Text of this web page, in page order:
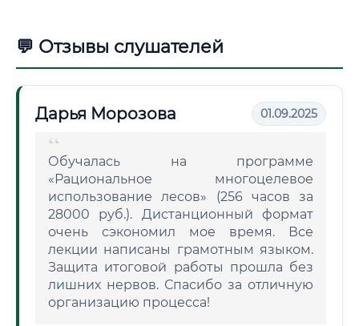
💬 Отзывы слушателей
Дарья Морозова 01.09.2025
Обучалась на программе
«Рациональное многоцелевое
использование лесов» (256 часов за
28000 руб.). Дистанционный формат
очень сэкономил мое время. Все
лекции написаны грамотным языком.
Защита итоговой работы прошла без
лишних нервов. Спасибо за отличную
организацию процесса!